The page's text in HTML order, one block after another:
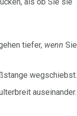
tiefer, wenn Sie
wegschiebst.
auseinander.